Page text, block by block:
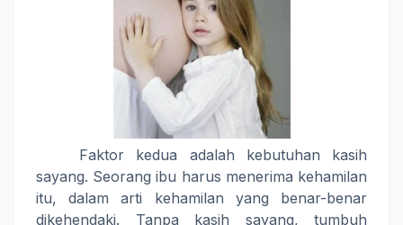
Faktor kedua adalah kebutuhan kasih
sayang. Seorang ibu harus menerima kehamilan
itu, dalam arti kehamilan yang benar-benar
dikehendaki. Tanpa kasih sayang, tumbuh